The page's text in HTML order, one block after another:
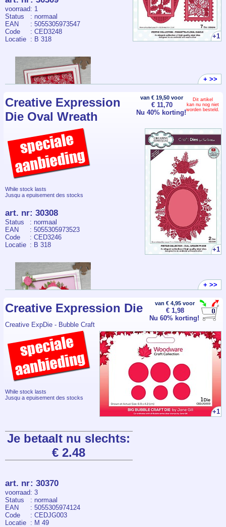
+1
voorraad: 1
Status
: normaal
EAN
: 5055305973547
Code
: CED3248
Locatie : B 318
+ >>
van € 19,50 voor
€ 11,70
Nu 40% korting!
Dit artikel
kan nu nog niet
worden besteld.
Creative Expression
Die Oval Wreath
+1
While stock lasts
Jusqu a epuisement des stocks
art. nr: 30308
Status
: normaal
EAN
: 5055305973523
Code
: CED3246
Locatie : B 318
+ >>
van € 4,95 voor
€ 1,98
Nu 60% korting!
Creative Expression Die
Creative ExpDie - Bubble Craft
+1
While stock lasts
Jusqu a epuisement des stocks
Je betaalt nu slechts:
€ 2.48
art. nr: 30370
voorraad: 3
Status
: normaal
EAN
: 5055305974124
Code
: CEDJG003
Locatie : M 49